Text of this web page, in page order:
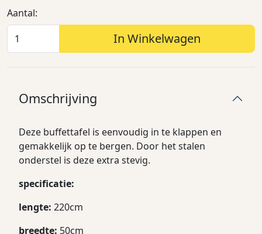
Aantal:
In Winkelwagen
Omschrijving
Deze buffettafel is eenvoudig in te klappen en
gemakkelijk op te bergen. Door het stalen
onderstel is deze extra stevig.
specificatie:
lengte: 220cm
breedte: 50cm